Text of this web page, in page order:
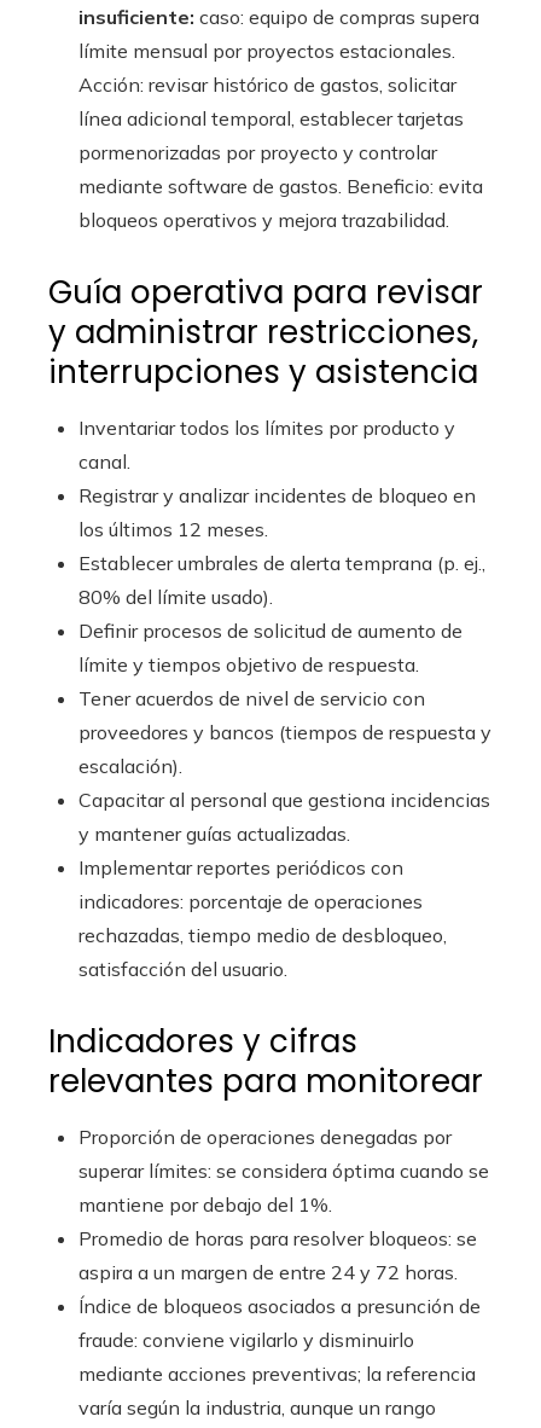
insuficiente: caso: equipo de compras supera
límite mensual por proyectos estacionales.
Acción: revisar histórico de gastos, solicitar
línea adicional temporal, establecer tarjetas
pormenorizadas por proyecto y controlar
mediante software de gastos. Beneficio: evita
bloqueos operativos y mejora trazabilidad.
Guía operativa para revisar
y administrar restricciones,
interrupciones y asistencia
Inventariar todos los límites por producto y
canal.
Registrar y analizar incidentes de bloqueo en
los últimos 12 meses.
Establecer umbrales de alerta temprana (p. ej.,
80% del límite usado).
Definir procesos de solicitud de aumento de
límite y tiempos objetivo de respuesta.
Tener acuerdos de nivel de servicio con
proveedores y bancos (tiempos de respuesta y
escalación).
Capacitar al personal que gestiona incidencias
y mantener guías actualizadas.
Implementar reportes periódicos con
indicadores: porcentaje de operaciones
rechazadas, tiempo medio de desbloqueo,
satisfacción del usuario.
Indicadores y cifras
relevantes para monitorear
Proporción de operaciones denegadas por
superar límites: se considera óptima cuando se
mantiene por debajo del 1%.
Promedio de horas para resolver bloqueos: se
aspira a un margen de entre 24 y 72 horas.
Índice de bloqueos asociados a presunción de
fraude: conviene vigilarlo y disminuirlo
mediante acciones preventivas; la referencia
varía según la industria, aunque un rango